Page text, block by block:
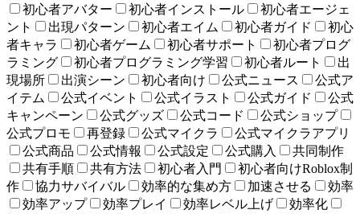
初心者アバター
初心者インストール
初心者エージェ
ント
出現パターン 初心者エイム 初心者ガイド
初心
者キャラ
初心者ゲーム 初心者サポート
初心者プログ
ラミング
初心者プログラミング学習 初心者ルート
出
現場所
出演シーン 初心者向け 公式ニュース
公式ア
イテム
公式イベント 公式イラスト 公式ガイド
公式
キャンペーン
公式グッズ 公式コード
公式ショップ
公式プロモ
再登録 公式マイクラ
公式マイクラアプリ
公式商品
公式情報 公式設定 公式購入
共同制作
共有手順
共有方法 初心者入門
初心者向けRoblox制
作
協力サバイバル 効率的な集め方 加速させる
効率
効率アップ
効率プレイ 効率レベル上げ
効率化